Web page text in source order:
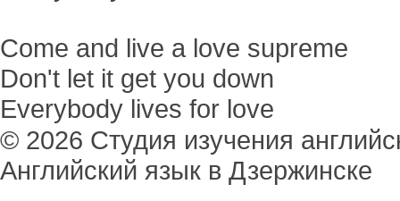
Come and live a love supreme
Don't let it get you down
Everybody lives for love
© 2026 Студия изучения
Английский язык в Дзержинске